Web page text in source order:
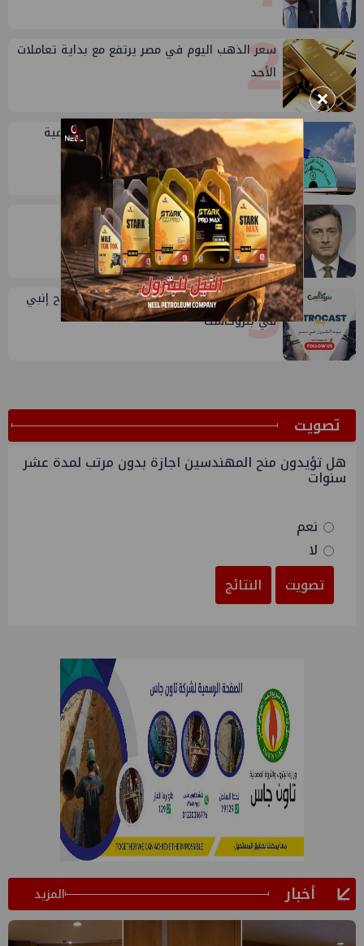
2
سعر الذهب اليوم في مصر يرتفع مع بداية تعاملات
الأحد
3
خلال أيام: انطلاق ماراثون الجمعيات العمومية
لشركات قطاع البترول
4
إيني تعين مديراً جديد لها في مصر
5
طارق محمد عبدالحافظ يتحدث عن قصة نجاح إنبي
في بتروكاست
ﺗﺼﻮﻳﺖ
هل تؤيدون منح المهندسين اجازة بدون مرتب لمدة عشر
سنوات
نعم
لا
تصويت
النتائج
أخبار المزيد
×